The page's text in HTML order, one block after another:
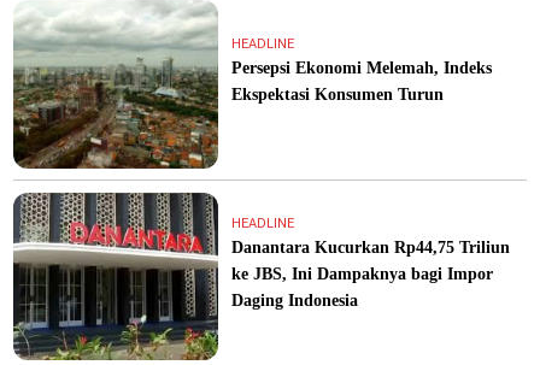
HEADLINE
Persepsi Ekonomi Melemah, Indeks
Ekspektasi Konsumen Turun
HEADLINE
Danantara Kucurkan Rp44,75 Triliun
ke JBS, Ini Dampaknya bagi Impor
Daging Indonesia